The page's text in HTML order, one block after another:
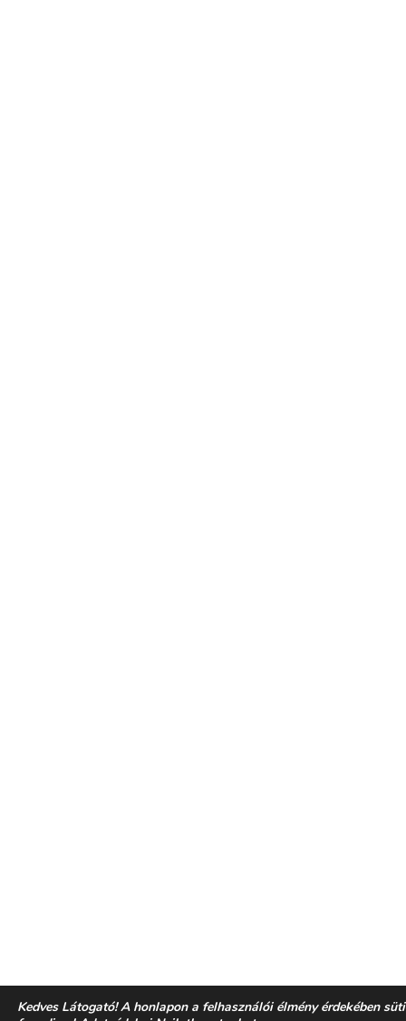
Kedves Látogató! A honlapon a felhasználói élmény érdekében